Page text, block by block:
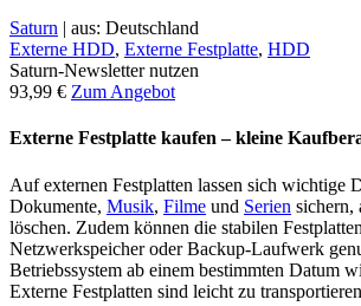
Saturn | aus: Deutschland
Externe HDD, Externe Festplatte, HDD
Saturn-Newsletter nutzen
93,99 € Zum Angebot
Externe Festplatte kaufen – kleine
Auf externen Festplatten lassen sich wichtige
Dokumente, Musik, Filme und Serien sichern,
löschen. Zudem können die stabilen
Netzwerkspeicher oder Backup-Laufwerk
Betriebssystem ab einem bestimmten Datum
Externe Festplatten sind leicht zu